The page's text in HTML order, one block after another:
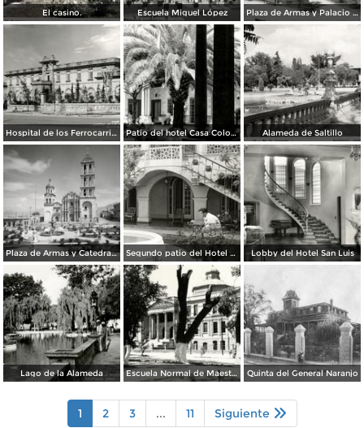
El casino. Escuela Miguel López Plaza de Armas y Palacio de Gobierno
Hospital de los Ferrocarriles Patio del hotel Casa Colonial Alameda de Saltillo
Plaza de Armas y Catedral de Saltillo Segundo patio del Hotel Arizpe Lobby del Hotel San Luis
Lago de la Alameda Escuela Normal de Maestros Quinta del General Naranjo
1 2 3 ... 11 Siguiente